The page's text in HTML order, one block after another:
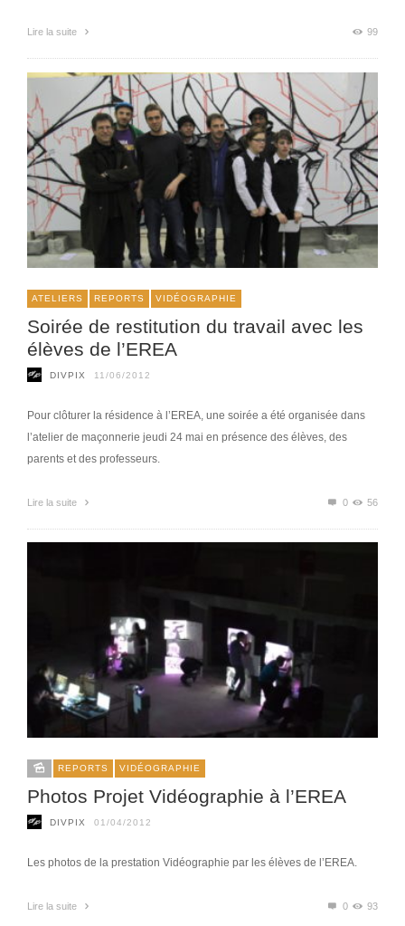
Lire la suite 99
ATELIERS REPORTS VIDÉOGRAPHIE
Soirée de restitution du travail avec les
élèves de l’EREA
DIVPIX 11/06/2012
Pour clôturer la résidence à l’EREA, une soirée a été organisée dans
l’atelier de maçonnerie jeudi 24 mai en présence des élèves, des
parents et des professeurs.
Lire la suite 0 56
REPORTS VIDÉOGRAPHIE
Photos Projet Vidéographie à l’EREA
DIVPIX 01/04/2012
Les photos de la prestation Vidéographie par les élèves de l’EREA.
Lire la suite 0 93